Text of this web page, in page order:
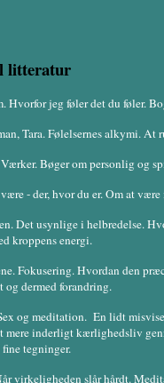
litteratur
Hvorfor jeg føler det du føler.
Tara. Følelsernes alkymi. At
Værker. Bøger om personlig og
- der, hvor du er. Om at
Det usynlige i helbredelse.
kroppens energi.
Fokusering. Hvordan den
og dermed forandring.
og meditation. En lidt
mere inderligt kærlighedsliv
tegninger.
virkeligheden slår hårdt.